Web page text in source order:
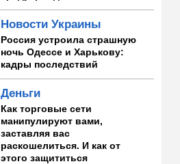
Новости Украины
Россия устроила страшную
ночь Одессе и Харькову:
кадры последствий
Деньги
Как торговые сети
манипулируют вами,
заставляя вас
раскошелиться. И как от
этого защититься